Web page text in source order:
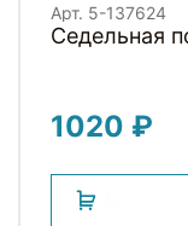
Арт. 5-137624
1020 ₽